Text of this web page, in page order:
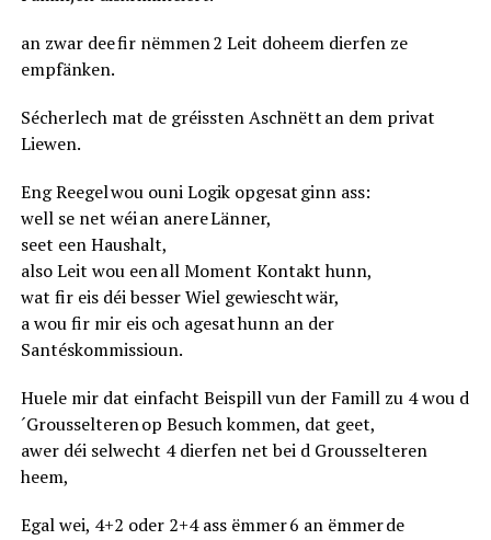
an zwar dee fir nëmmen 2 Leit doheem dierfen ze
empfänken.
Sécherlech mat de gréissten Aschnëtt an dem privat
Liewen.
Eng Reegel wou ouni Logik opgesat ginn ass:
well se net wéi an anere Länner,
seet een Haushalt,
also Leit wou een all Moment Kontakt hunn,
wat fir eis déi besser Wiel gewiescht wär,
a wou fir mir eis och agesat hunn an der
Santéskommissioun.
Huele mir dat einfacht Beispill vun der Famill zu 4 wou d
´Grousselteren op Besuch kommen, dat geet,
awer déi selwecht 4 dierfen net bei d Grousselteren
heem,
Egal wei, 4+2 oder 2+4 ass ëmmer 6 an ëmmer de